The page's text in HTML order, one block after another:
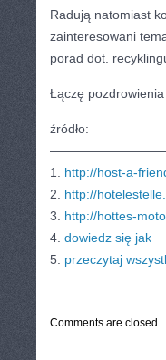
Radują natomiast
zainteresowani
porad dot.
Łączę pozdrowienia
źródło:
1. http://host-a-
2. http://
3. http://hottes-
4. dowiedz się jak
5. przeczytaj
Comments are closed.